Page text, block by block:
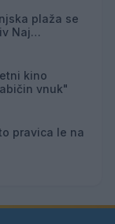
plaža se
Naj
kino
vnuk"
pravica le na